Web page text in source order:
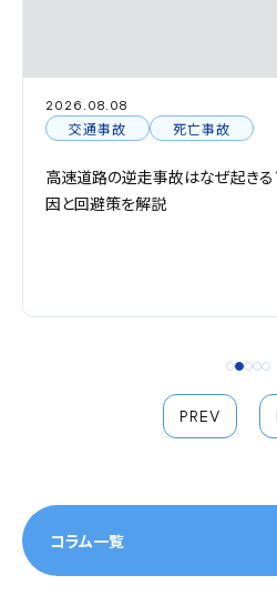
2026.08.08
交通事故
死亡事故
高速道路の逆走事故はなぜ起き
因と回避策を解説
PREV
コラム一覧